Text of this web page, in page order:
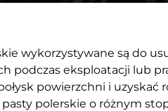
wykorzystywane są do
podczas eksploatacji lub
powierzchni i
polerskie o różnym